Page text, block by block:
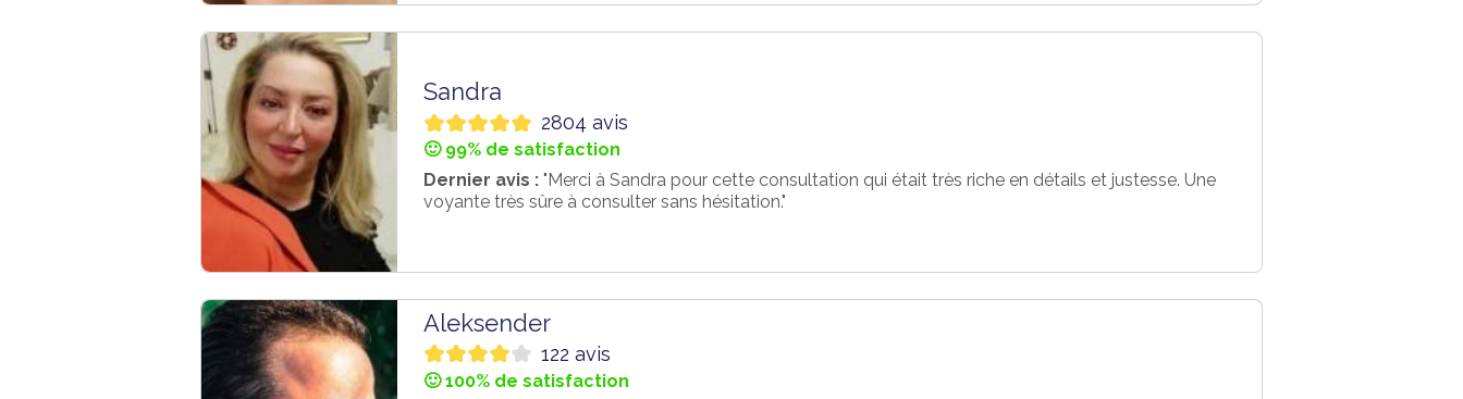
Sandra
2804 avis
🙂 99% de satisfaction
Dernier avis : "Merci à Sandra pour cette consultation qui était très riche en détails et justesse. Une
voyante très sûre à consulter sans hésitation."
Aleksender
122 avis
🙂 100% de satisfaction